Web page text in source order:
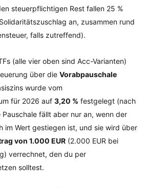
steuerpflichtigen Rest fallen 25 %
an, zusammen rund
falls zutreffend).
(alle vier oben sind Acc-Varianten)
über die Vorabpauschale
wurde vom
für 2026 auf 3,20 % festgelegt (nach
Pauschale fällt aber nur an, wenn der
im Wert gestiegen ist, und sie wird über
von 1.000 EUR (2.000 EUR bei
verrechnet, den du per
solltest.